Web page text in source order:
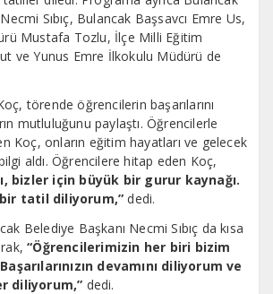
Sıbıç, Bulancak Başsavcı Emre Us,
Mustafa Tozlu, İlçe Milli Eğitim
ve Yunus Emre İlkokulu Müdürü de
törende öğrencilerin başarılarını
mutluluğunu paylaştı. Öğrencilerle
Koç, onların eğitim hayatları ve gelecek
aldı. Öğrencilere hitap eden Koç,
bizler için büyük bir gurur kaynağı.
tatil diliyorum,” dedi.
Belediye Başkanı Necmi Sıbıç da kısa
“Öğrencilerimizin her biri bizim
devamını diliyorum ve
diliyorum,” dedi.